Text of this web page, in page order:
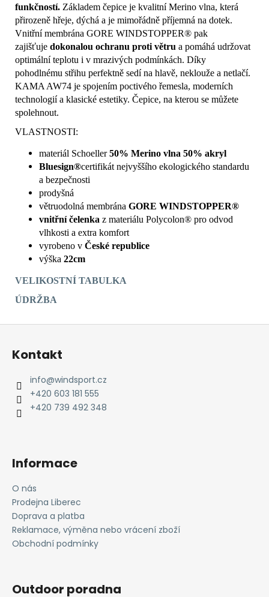
funkčností. Základem čepice je kvalitní Merino vlna, která
přirozeně hřeje, dýchá a je mimořádně příjemná na dotek.
Vnitřní membrána GORE WINDSTOPPER® pak
zajišťuje dokonalou ochranu proti větru a pomáhá udržovat
optimální teplotu i v mrazivých podmínkách. Díky
pohodlnému střihu perfektně sedí na hlavě, neklouže a netlačí.
KAMA AW74 je spojením poctivého řemesla, moderních
technologií a klasické estetiky. Čepice, na kterou se můžete
spolehnout.
VLASTNOSTI:
materiál Schoeller50% Merino vlna 50% akryl
Bluesign®certifikát nejvyššího ekologického standardu
a bezpečnosti
prodyšná
větruodolná membrána GORE WINDSTOPPER®
vnitřní čelenka z materiálu Polycolon® pro odvod
vlhkosti a extra komfort
vyrobeno v České republice
výška 22cm
VELIKOSTNÍ TABULKA
ÚDRŽBA
Z
Kontakt
info@windsport.cz
+420 603 181 555
+420 739 492 348
Informace
O nás
Prodejna Liberec
Doprava a platba
Reklamace, výměna nebo vrácení zboží
Obchodní podmínky
Outdoor poradna